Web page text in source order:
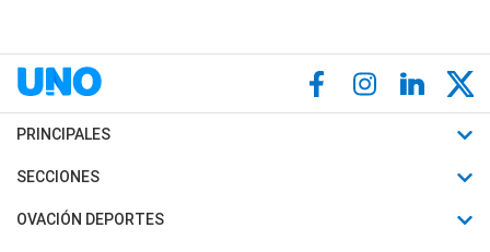
PRINCIPALES
Últimas Noticias
Política
SECCIONES
Horóscopo
OVACIÓN DEPORTES